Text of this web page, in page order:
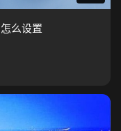
么设置